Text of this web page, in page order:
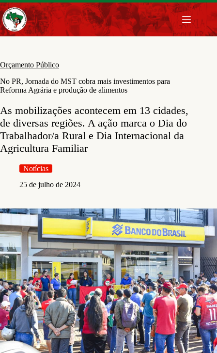
Pular
para
o
conteúdo
Orçamento Público
No PR, Jornada do MST cobra mais investimentos para
Reforma Agrária e produção de alimentos
As mobilizações acontecem em 13 cidades,
de diversas regiões. A ação marca o Dia do
Trabalhador/a Rural e Dia Internacional da
Agricultura Familiar
Notícias
25 de julho de 2024